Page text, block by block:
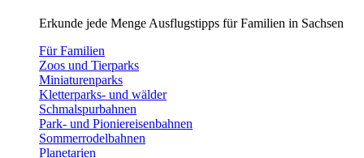
Erkunde jede Menge Ausflugstipps für Familien in Sachsen
Für Familien
Zoos und Tierparks
Miniaturenparks
Kletterparks- und wälder
Schmalspurbahnen
Park- und Pioniereisenbahnen
Sommerrodelbahnen
Planetarien